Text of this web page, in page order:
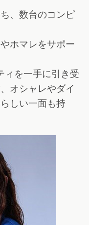
、数台のコンピ
ホマレをサポー
ィを一手に引き受
オシャレやダイ
しい一面も持